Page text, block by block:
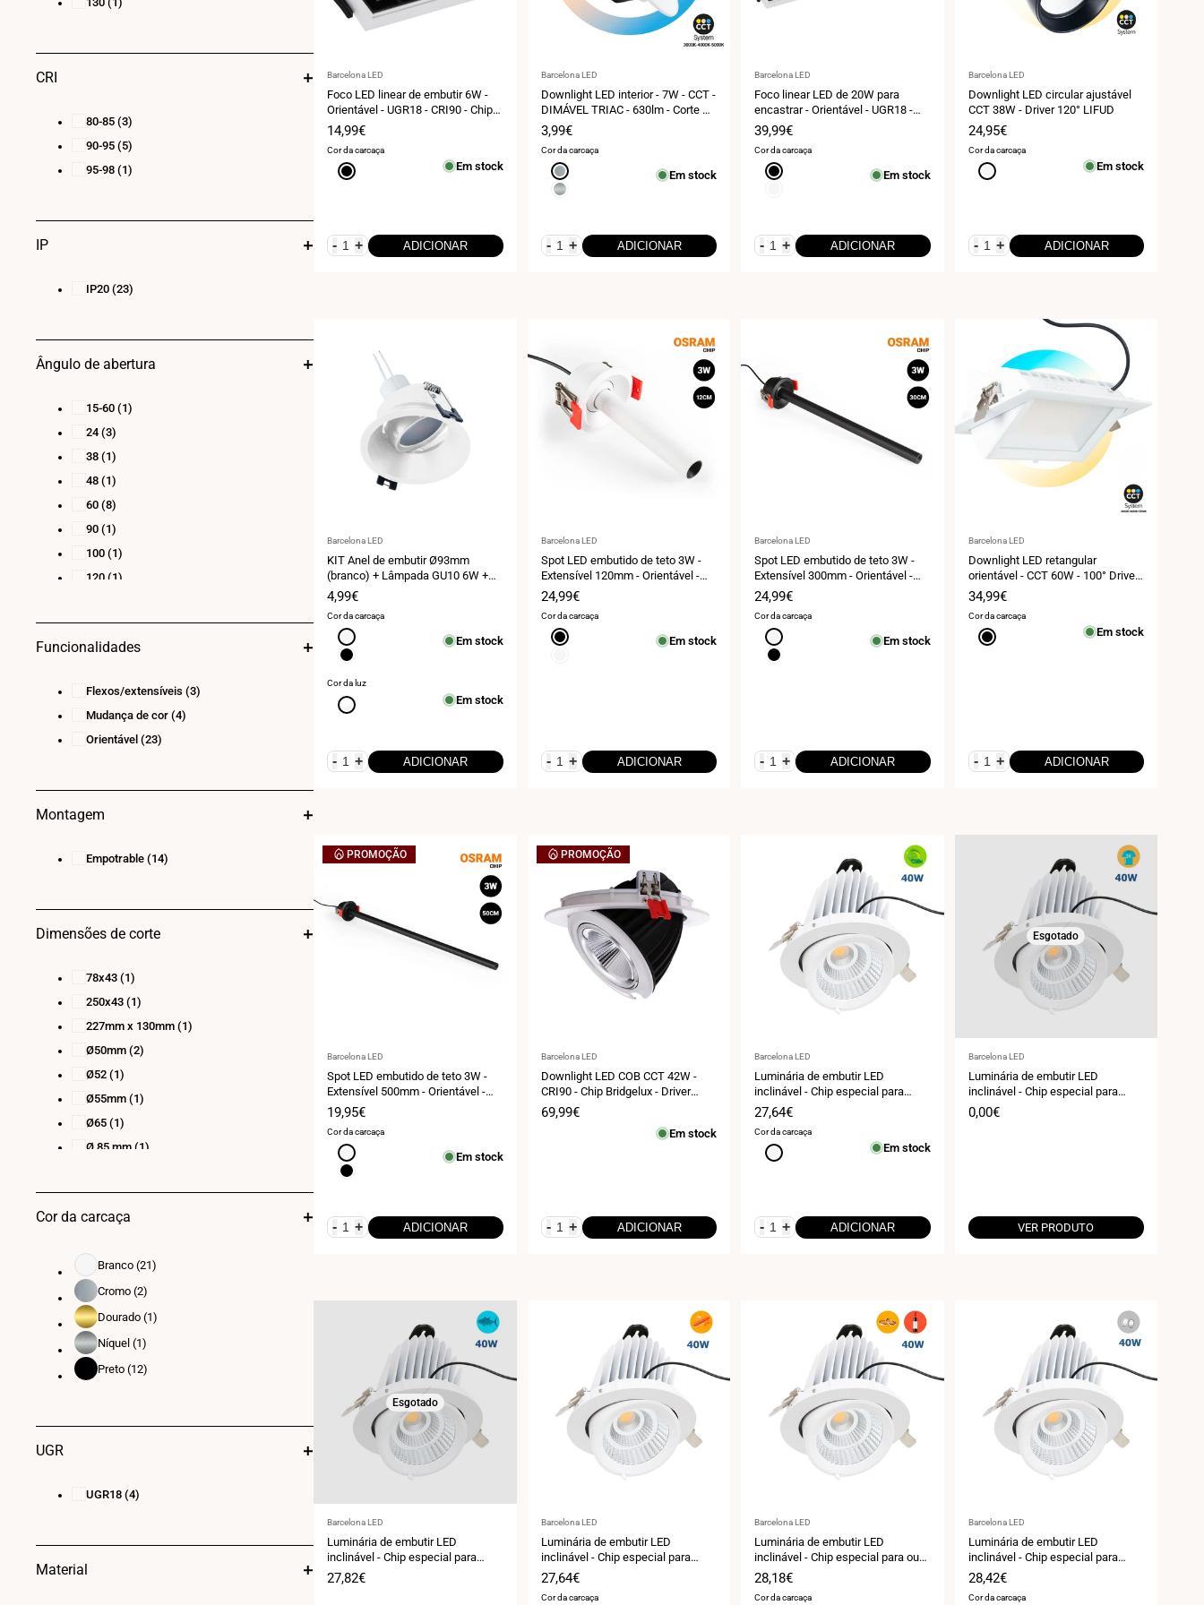
Fornecedor:
Barcelona LED
Foco LED linear de embutir 6W -
Orientável - UGR18 - CRI90 - Chip
OSRAM - 2800K
Preço
de
venda
14,99€
Cor da carcaça
Preto Em stock
- + ADICIONAR
Fornecedor:
Barcelona LED
Downlight LED interior - 7W - CCT -
DIMÁVEL TRIAC - 630lm - Corte Ø
70mm - IP20
Preço
de
venda
3,99€
Cor da carcaça
Cromo
Níquel
Em stock
- + ADICIONAR
Fornecedor:
Barcelona LED
Foco linear LED de 20W para
encastrar - Orientável - UGR18 -
CRI90 - Chip OSRAM - 2800K
Preço
de
venda
39,99€
Cor da carcaça
Preto
Em stock
- + ADICIONAR
Fornecedor:
Barcelona LED
Downlight LED circular ajustável
CCT 38W - Driver 120° LIFUD
Preço
de
venda
24,95€
Cor da carcaça
Branco Em stock
- + ADICIONAR
Fornecedor:
Barcelona LED
KIT Anel de embutir Ø93mm
(branco) + Lâmpada GU10 6W +
Soquete
Preço
de
venda
4,99€
Cor da carcaça
Branco
Preto
Em stock
Cor da luz
Branco
Em stock
- + ADICIONAR
Fornecedor:
Barcelona LED
Spot LED embutido de teto 3W -
Extensível 120mm - Orientável -
Chip OSRAM - 2700K
Preço
de
venda
24,99€
Cor da carcaça
Preto
Em stock
- + ADICIONAR
Fornecedor:
Barcelona LED
Spot LED embutido de teto 3W -
Extensível 300mm - Orientável -
Chip OSRAM - 2700K
Preço
de
venda
24,99€
Cor da carcaça
Branco
Preto
Em stock
- + ADICIONAR
Fornecedor:
Barcelona LED
Downlight LED retangular
orientável - CCT 60W - 100° Driver
LIFUD
Preço
de
venda
34,99€
Cor da carcaça
Preto Em stock
- + ADICIONAR
PROMOÇÃO
Fornecedor:
Barcelona LED
Spot LED embutido de teto 3W -
Extensível 500mm - Orientável -
Chip OSRAM - 2700K
Preço
de
venda
19,95€
Cor da carcaça
Branco
Preto
Em stock
- + ADICIONAR
PROMOÇÃO
Fornecedor:
Barcelona LED
Downlight LED COB CCT 42W -
CRI90 - Chip Bridgelux - Driver
Lifud - IP20 - Corte Ø 215mm
Preço
69,99€
Em stock
- + ADICIONAR
Fornecedor:
Barcelona LED
Luminária de embutir LED
inclinável - Chip especial para
vegetais - 40W
Preço
de
venda
27,64€
Cor da carcaça
Branco Em stock
- + ADICIONAR
Esgotado
Fornecedor:
Barcelona LED
Luminária de embutir LED
inclinável - Chip especial para
moda e varejo - 40W
Preço
0,00€
VER PRODUTO
Esgotado
Fornecedor:
Barcelona LED
Luminária de embutir LED
inclinável - Chip especial para
peixarias - 40W
Preço
27,82€
Fornecedor:
Barcelona LED
Luminária de embutir LED
inclinável - Chip especial para
padarias - 40W
Preço
de
27,64€
Cor da carcaça
Fornecedor:
Barcelona LED
Luminária de embutir LED
inclinável - Chip especial para ouro
e vinho - 40W
Preço
de
28,18€
Cor da carcaça
Fornecedor:
Barcelona LED
Luminária de embutir LED
inclinável - Chip especial para
joalherias - 40W
Preço
de
28,42€
Cor da carcaça
CRI
80-85 (3)
90-95 (5)
95-98 (1)
IP
IP20 (23)
Ângulo de abertura
15-60 (1)
24 (3)
38 (1)
48 (1)
60 (8)
90 (1)
100 (1)
120 (1)
Funcionalidades
Flexos/extensíveis (3)
Mudança de cor (4)
Orientável (23)
Montagem
Empotrable (14)
Dimensões de corte
78x43 (1)
250x43 (1)
227mm x 130mm (1)
Ø50mm (2)
Ø52 (1)
Ø55mm (1)
Ø65 (1)
Ø 85 mm (1)
Ø165mm (1)
Ø 215 (1)
Cor da carcaça
BrancoBranco (21)
CromoCromo (2)
DouradoDourado (1)
NíquelNíquel (1)
PretoPreto (12)
UGR
UGR18 (4)
Material